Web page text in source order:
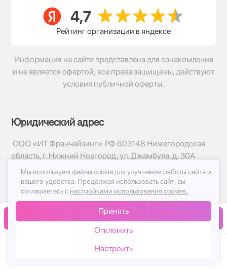
В корзину
Рейтинг организации в яндексе
Информация на сайте представлена для ознакомления
и не является офертой; все права защищены, действуют
условия публичной оферты.
Юридический адрес
ООО «ИТ Франчайзинг» РФ 603148 Нижегородская
область, г. Нижний Новгород, ул. Джамбула, д. 30А
© 2017-2026г, База Цветов 24.ру
Политика конфиденциальности
Публичная оферта
Мы используем файлы cookie для улучшения работы сайта и
вашего удобства. Продолжая использовать сайт, вы
соглашаетесь с настройками использования cookies.
Принять
Отклонить
Настроить